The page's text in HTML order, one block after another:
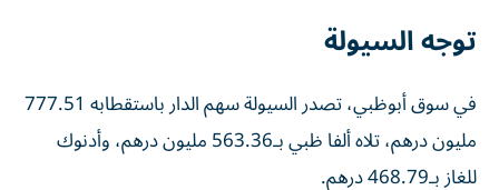
توجه السيولة
في سوق أبوظبي، تصدر السيولة سهم الدار باستقطابه 777.51
مليون درهم، تلاه ألفا ظبي بـ563.36 مليون درهم، وأدنوك
للغاز بـ468.79 درهم.